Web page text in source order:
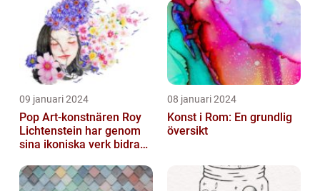
09 januari 2024
Pop Art-konstnären Roy
Lichtenstein har genom
sina ikoniska verk bidragit
08 januari 2024
Konst i Rom: En grundlig
översikt